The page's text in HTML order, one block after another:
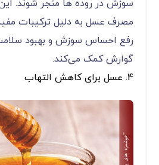
سوزش در روده ها منجر شوند.
مصرف عسل به دلیل ترکیبات
رفع احساس سوزش و بهبود
گوارش کمک می‌کند.
4. عسل برای کاهش التهاب